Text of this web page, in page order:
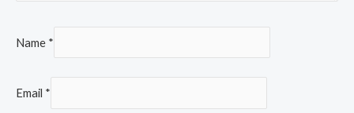
Name *
Email *